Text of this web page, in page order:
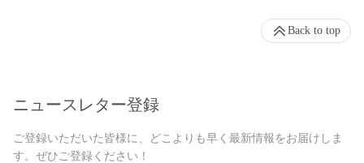
ニュースレター登録
ご登録いただいた皆様に、どこよりも早く最新情報をお届けしま
す。ぜひご登録ください！
Back to top